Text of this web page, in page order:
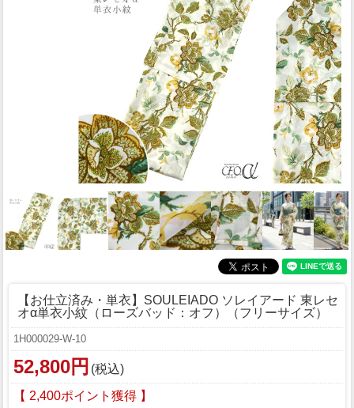
【お仕立済み・単衣】SOULEIADO ソレイアード 東レセ
オα単衣小紋（ローズバッド：オフ）（フリーサイズ）
1H000029-W-10
52,800円 (税込)
【 2,400ポイント獲得 】